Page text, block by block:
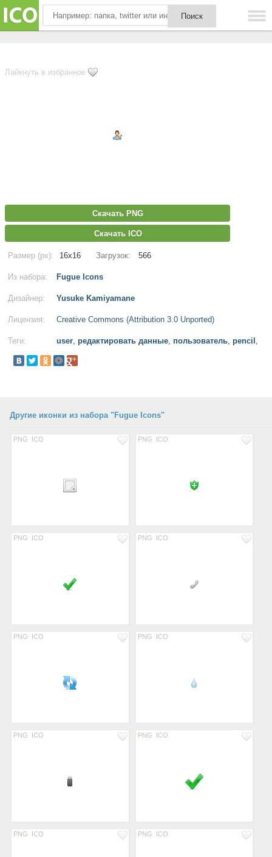
Лайкнуть в избранное
Скачать PNG
Скачать ICO
Размер (px): 16x16 Загрузок: 566
Из набора: Fugue Icons
Дизайнер: Yusuke Kamiyamane
Лицензия: Creative Commons (Attribution 3.0 Unported)
Теги: user, редактировать данные, пользователь, pencil ,
Другие иконки из набора "Fugue Icons"
PNG ICO PNG ICO
PNG ICO PNG ICO
PNG ICO PNG ICO
PNG ICO PNG ICO
PNG ICO PNG ICO